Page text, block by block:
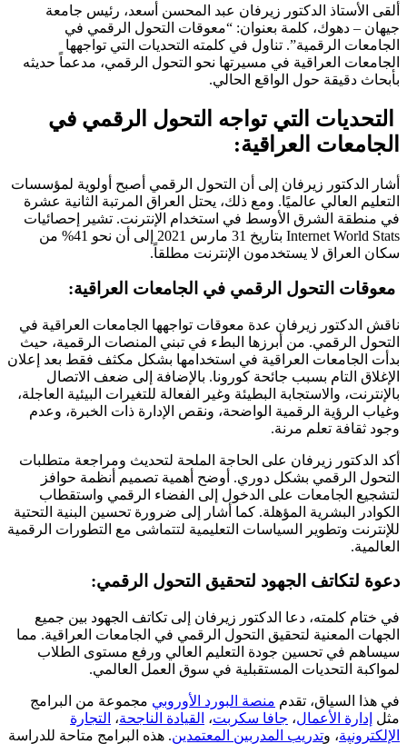
ألقى الأستاذ الدكتور زيرفان عبد المحسن أسعد، رئيس جامعة
جيهان – دهوك، كلمة بعنوان: “معوقات التحول الرقمي في
الجامعات الرقمية”. تناول في كلمته التحديات التي تواجهها
الجامعات العراقية في مسيرتها نحو التحول الرقمي، مدعماً حديثه
بأبحاث دقيقة حول الواقع الحالي.
التحديات التي تواجه التحول الرقمي في
الجامعات العراقية:
أشار الدكتور زيرفان إلى أن التحول الرقمي أصبح أولوية لمؤسسات
التعليم العالي عالميًا. ومع ذلك، يحتل العراق المرتبة الثانية عشرة
في منطقة الشرق الأوسط في استخدام الإنترنت. تشير إحصائيات
Internet World Stats بتاريخ 31 مارس 2021 إلى أن نحو 41% من
سكان العراق لا يستخدمون الإنترنت مطلقاً.
معوقات التحول الرقمي في الجامعات العراقية:
ناقش الدكتور زيرفان عدة معوقات تواجهها الجامعات العراقية في
التحول الرقمي. من أبرزها البطء في تبني المنصات الرقمية، حيث
بدأت الجامعات العراقية في استخدامها بشكل مكثف فقط بعد إعلان
الإغلاق التام بسبب جائحة كورونا. بالإضافة إلى ضعف الاتصال
بالإنترنت، والاستجابة البطيئة وغير الفعالة للتغيرات البيئية العاجلة،
وغياب الرؤية الرقمية الواضحة، ونقص الإدارة ذات الخبرة، وعدم
وجود ثقافة تعلم مرنة.
أكد الدكتور زيرفان على الحاجة الملحة لتحديث ومراجعة متطلبات
التحول الرقمي بشكل دوري. أوضح أهمية تصميم أنظمة حوافز
لتشجيع الجامعات على الدخول إلى الفضاء الرقمي واستقطاب
الكوادر البشرية المؤهلة. كما أشار إلى ضرورة تحسين البنية التحتية
للإنترنت وتطوير السياسات التعليمية لتتماشى مع التطورات الرقمية
العالمية.
دعوة لتكاتف الجهود لتحقيق التحول الرقمي:
في ختام كلمته، دعا الدكتور زيرفان إلى تكاتف الجهود بين جميع
الجهات المعنية لتحقيق التحول الرقمي في الجامعات العراقية. مما
سيساهم في تحسين جودة التعليم العالي ورفع مستوى الطلاب
لمواكبة التحديات المستقبلية في سوق العمل العالمي.
في هذا السياق، تقدم منصة البورد الأوروبي مجموعة من البرامج
مثل إدارة الأعمال، جافا سكربت، القيادة الناجحة، التجارة
الإلكترونية، وتدريب المدربين المعتمدين. هذه البرامج متاحة للدراسة